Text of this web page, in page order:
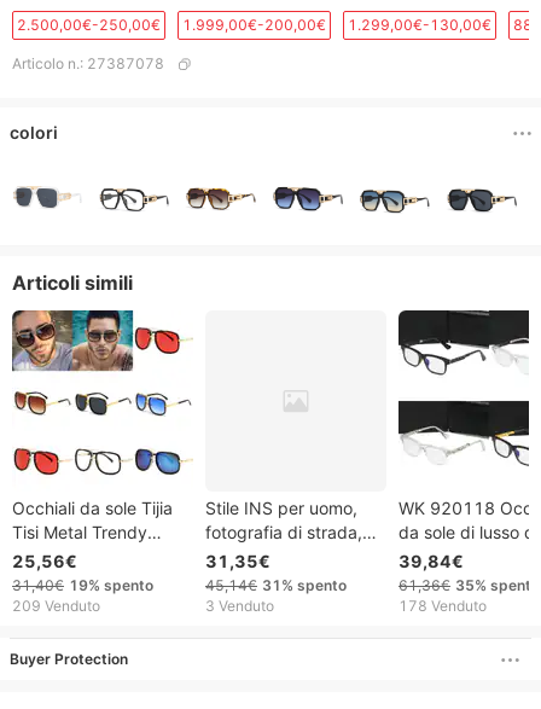
2.500,00€-250,00€ 1.999,00€-200,00€ 1.299,00€-130,00€
Articolo n.: 27387078
colori
Articoli simili
Occhiali da sole Tijia
Tisi Metal Trendy
Street Style Retro
Wholesale 1828
European And
25,56€
31,40€ 19% spento
209 Venduto
Stile INS per uomo,
fotografia di strada,
passerella, commercio
estero transfrontaliero,
nuovi occhiali da sole
31,35€
45,14€ 31% spento
3 Venduto
WK 920118
da sole di lusso
qualità, con lenti
design, da donna
uomo, montatura
39,84€
61,36€ 35% spento
178 Venduto
Buyer Protection